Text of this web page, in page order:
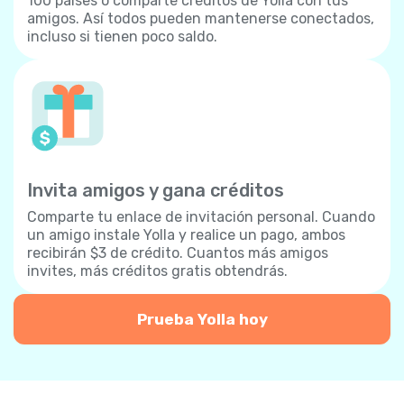
amigos. Así todos pueden mantenerse conectados,
incluso si tienen poco saldo.
Invita amigos y gana créditos
Comparte tu enlace de invitación personal. Cuando
un amigo instale Yolla y realice un pago, ambos
recibirán $3 de crédito. Cuantos más amigos
invites, más créditos gratis obtendrás.
Prueba Yolla hoy